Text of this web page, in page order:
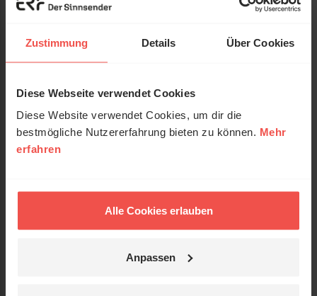
Zustimmung Details Über Cookies
Diese Webseite verwendet Cookies
Diese Website verwendet Cookies, um dir die
bestmögliche Nutzererfahrung bieten zu können. Mehr
erfahren
Alle Cookies erlauben
Anpassen
Wie du deinem Gewicht das Gewicht nimmst
und deinem Leben mehr Leben gibst.
Rosenkranz, Déborah
des Lebens treu bleiben kannst.
Rosenkranz, Déborah